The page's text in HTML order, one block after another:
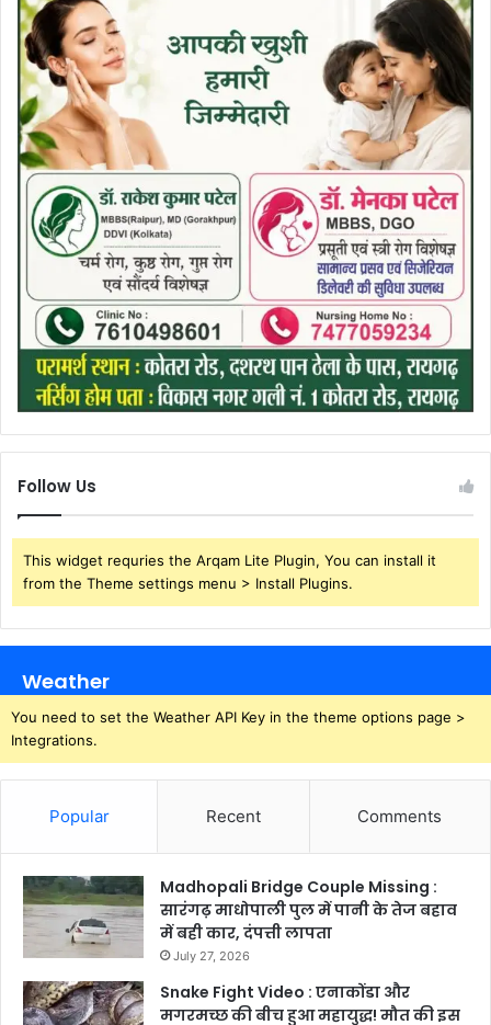
Follow Us
This widget requries the Arqam Lite Plugin, You can install it
from the Theme settings menu > Install Plugins.
Weather
You need to set the Weather API Key in the theme options page >
Integrations.
Popular Recent Comments
Madhopali Bridge Couple Missing :
सारंगढ़ माधोपाली पुल में पानी के तेज बहाव
में बही कार, दंपत्ती लापता
July 27, 2026
Snake Fight Video : एनाकोंडा और
मगरमच्छ की बीच हुआ महायुद्ध! मौत की इस